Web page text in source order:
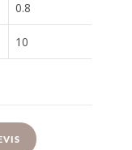
0.8
10